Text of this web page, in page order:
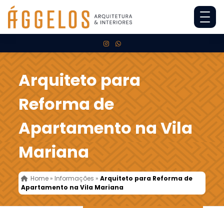
Arquiteto para
Reforma de
Apartamento na Vila
Mariana
Home » Informações »Arquiteto para Reforma de
Apartamento na Vila Mariana